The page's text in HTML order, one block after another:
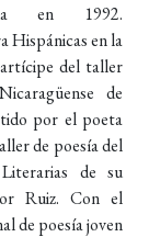
en 1992.
Hispánicas en la
del taller
de
por el poeta
de poesía del
de su
Ruiz. Con el
de poesía joven